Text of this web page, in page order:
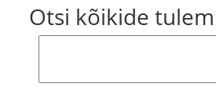
Otsi kõikide